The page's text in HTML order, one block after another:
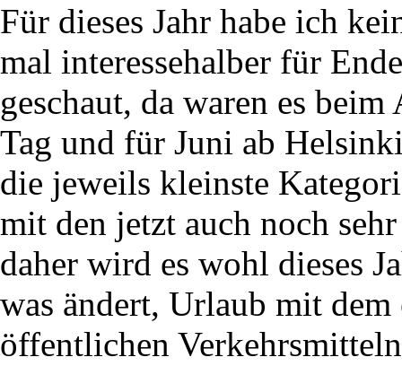
Für dieses Jahr habe ich
mal interessehalber für
geschaut, da waren es
Tag und für Juni ab
die jeweils kleinste
mit den jetzt auch noch
daher wird es wohl dieses
was ändert, Urlaub mit
öffentlichen